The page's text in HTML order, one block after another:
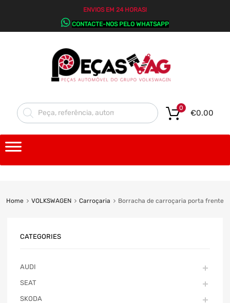
ENVIOS EM 24 HORAS!
CONTACTE-NOS PELO WHATSAPP
€0.00
0
Home VOLKSWAGEN Carroçaria Borracha de carroçaria porta frente
CATEGORIES
AUDI
SEAT
SKODA